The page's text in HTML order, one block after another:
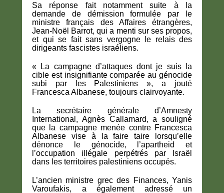
Sa réponse fait notamment suite à la
demande de démission formulée par le
ministre français des Affaires étrangères,
Jean-Noël Barrot, qui a menti sur ses propos,
et qui se fait sans vergogne le relais des
dirigeants fascistes israéliens.
« La campagne d’attaques dont je suis la
cible est insignifiante comparée au génocide
subi par les Palestiniens », a jouté
Francesca Albanese, toujours clairvoyante.
La secrétaire générale d’Amnesty
International, Agnès Callamard, a souligné
que la campagne menée contre Francesca
Albanese vise à la faire taire lorsqu’elle
dénonce le génocide, l’apartheid et
l’occupation illégale perpétrés par Israël
dans les territoires palestiniens occupés.
L’ancien ministre grec des Finances, Yanis
Varoufakis, a également adressé un